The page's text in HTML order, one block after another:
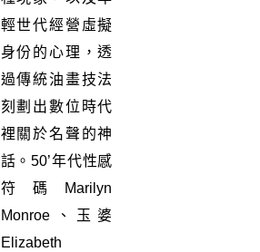
輕世代經營虛擬
身份的心理，透
過傳統油畫技法
刻劃出數位時代
裡關於名聲的神
話。50’年代性感
符碼Marilyn
Monroe、玉婆
Elizabeth